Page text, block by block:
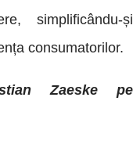
simplificându-și
consumatorilor.
Zaeske pe